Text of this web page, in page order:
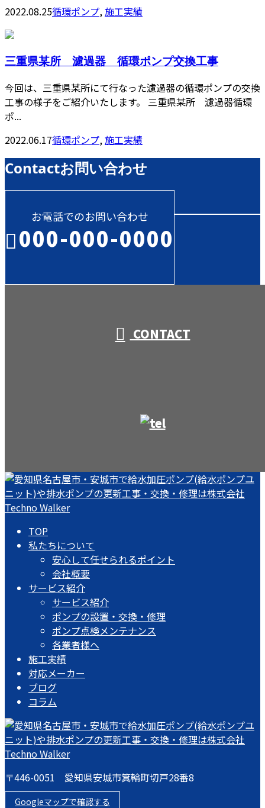
2022.08.25循環ポンプ,施工実績
三重県某所 濾過器 循環ポンプ交換工事
今回は、三重県某所にて行なった濾過器の循環ポンプの交換
工事の様子をご紹介いたします。 三重県某所 濾過器循環
ポ...
2022.06.17循環ポンプ, 施工実績
Contactお問い合わせ
お電話でのお問い合わせ
000-000-0000
CONTACT
TOP
私たちについて
安心して任せられるポイント
会社概要
サービス紹介
サービス紹介
ポンプの設置・交換・修理
ポンプ点検メンテナンス
各業者様へ
施工実績
対応メーカー
ブログ
コラム
〒446-0051 愛知県安城市箕輪町切戸28番8
Googleマップで確認する